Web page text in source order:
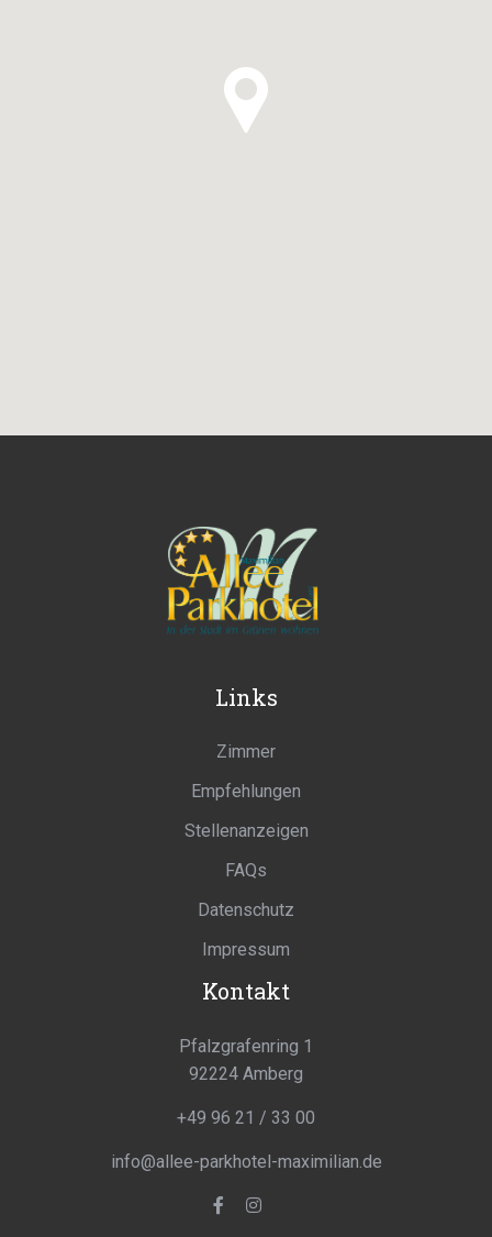
Links
Zimmer
Empfehlungen
Stellenanzeigen
FAQs
Datenschutz
Impressum
Kontakt
Pfalzgrafenring 1
92224 Amberg
+49 96 21 / 33 00
info@allee-parkhotel-maximilian.de